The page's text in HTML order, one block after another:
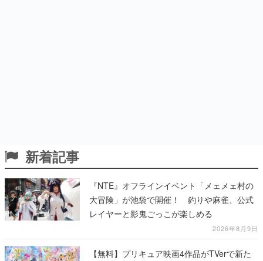
新着記事
『NTE』オフラインイベント「メェメェ村の
大冒険」が池袋で開催！ 釣りや麻雀、公式
レイヤーと影鬼ごっこが楽しめる
2026年8月9日
【無料】プリキュア映画4作品がTVerで新た